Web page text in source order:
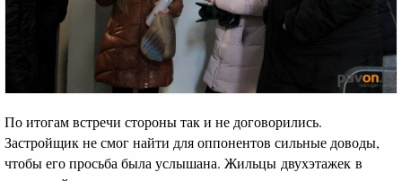
По итогам встречи стороны так и не договорились.
Застройщик не смог найти для оппонентов сильные доводы,
чтобы его просьба была услышана. Жильцы двухэтажек в